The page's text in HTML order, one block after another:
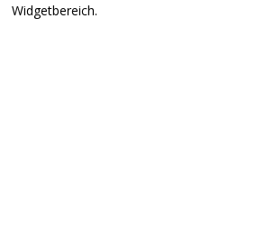
Widgetbereich.